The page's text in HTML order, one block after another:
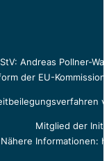
Andreas Pollner-
der EU-
Mitglied der
Nähere Informationen: